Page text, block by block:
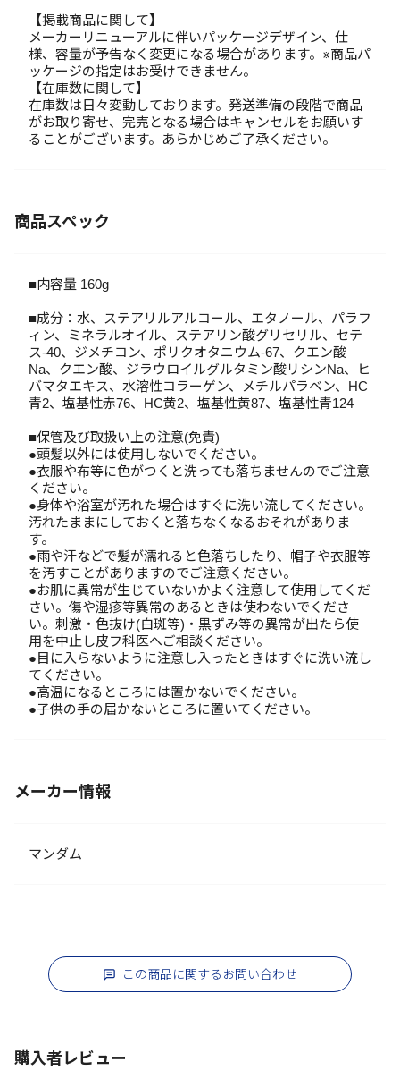
【掲載商品に関して】
メーカーリニューアルに伴いパッケージデザイン、仕
様、容量が予告なく変更になる場合があります。※商品パ
ッケージの指定はお受けできません。
【在庫数に関して】
在庫数は日々変動しております。発送準備の段階で商品
がお取り寄せ、完売となる場合はキャンセルをお願いす
ることがございます。あらかじめご了承ください。
商品スペック
■内容量 160g
■成分：水、ステアリルアルコール、エタノール、パラフ
ィン、ミネラルオイル、ステアリン酸グリセリル、セテ
ス-40、ジメチコン、ポリクオタニウム-67、クエン酸
Na、クエン酸、ジラウロイルグルタミン酸リシンNa、ヒ
バマタエキス、水溶性コラーゲン、メチルパラベン、HC
青2、塩基性赤76、HC黄2、塩基性黄87、塩基性青124
■保管及び取扱い上の注意(免責)
●頭髪以外には使用しないでください。
●衣服や布等に色がつくと洗っても落ちませんのでご注意
ください。
●身体や浴室が汚れた場合はすぐに洗い流してください。
汚れたままにしておくと落ちなくなるおそれがありま
す。
●雨や汗などで髪が濡れると色落ちしたり、帽子や衣服等
を汚すことがありますのでご注意ください。
●お肌に異常が生じていないかよく注意して使用してくだ
さい。傷や湿疹等異常のあるときは使わないでくださ
い。刺激・色抜け(白斑等)・黒ずみ等の異常が出たら使
用を中止し皮フ科医へご相談ください。
●目に入らないように注意し入ったときはすぐに洗い流し
てください。
●高温になるところには置かないでください。
●子供の手の届かないところに置いてください。
メーカー情報
マンダム
この商品に関するお問い合わせ
購入者レビュー